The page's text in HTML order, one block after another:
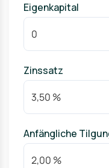
Eigenkapital
Zinssatz
Anfängliche